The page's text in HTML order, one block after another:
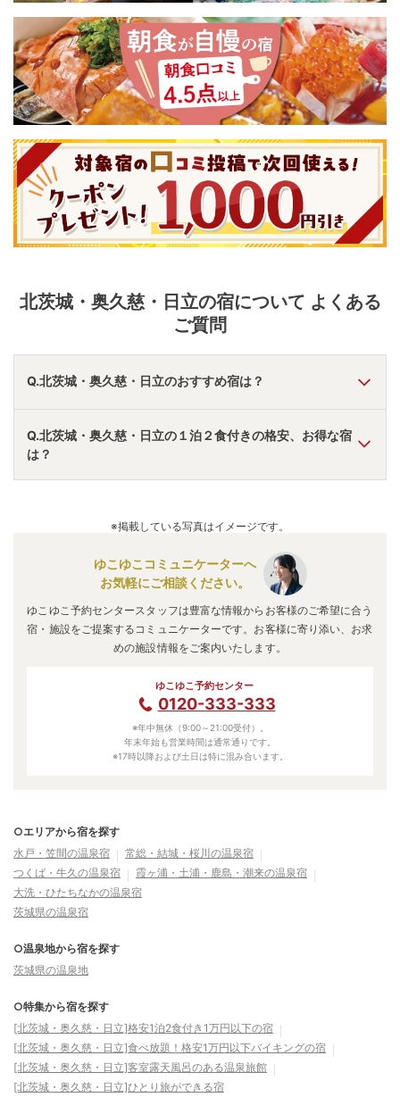
北茨城・奥久慈・日立の宿について よくある
ご質問
Q.北茨城・奥久慈・日立のおすすめ宿は？
A.「五浦観光ホテル 和風の宿本館／別館大観荘」・「横川
温泉 中野屋旅館
・ 悠久の宿 滝美館 」などの旅館・ホ
テルがおすすめの宿泊先です。
Q.北茨城・奥久慈・日立の１泊２食付きの格安、お得な宿
は？
得な価格で泊まれる宿泊先です。
※掲載している写真はイメージです。
ゆこゆこコミュニケーターへ
お気軽にご相談ください。
ゆこゆこ予約センタースタッフは豊富な情報からお客様のご希望に合う
宿・施設をご提案するコミュニケーターです。お客様に寄り添い、お求
めの施設情報をご案内いたします。
ゆこゆこ予約センター
0120-333-333
※年中無休（9:00～21:00受付）。
年末年始も営業時間は通常通りです。
※17時以降および土日は特に混み合います。
○エリアから宿を探す
水戸・笠間の温泉宿
常総・結城・桜川の温泉宿
つくば・牛久の温泉宿
霞ヶ浦・土浦・鹿島・潮来の温泉宿
大洗・ひたちなかの温泉宿
茨城県の温泉宿
○温泉地から宿を探す
茨城県の温泉地
○特集から宿を探す
[北茨城・奥久慈・日立]格安1泊2食付き1万円以下の宿
[北茨城・奥久慈・日立]食べ放題！格安1万円以下バイキングの宿
[北茨城・奥久慈・日立]客室露天風呂のある温泉旅館
[北茨城・奥久慈・日立]ひとり旅ができる宿